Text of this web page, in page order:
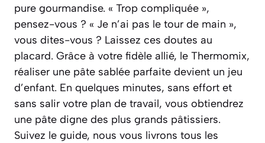
pure gourmandise. « Trop compliquée »,
pensez-vous ? « Je n’ai pas le tour de main »,
vous dites-vous ? Laissez ces doutes au
placard. Grâce à votre fidèle allié, le Thermomix,
réaliser une pâte sablée parfaite devient un jeu
d’enfant. En quelques minutes, sans effort et
sans salir votre plan de travail, vous obtiendrez
une pâte digne des plus grands pâtissiers.
Suivez le guide, nous vous livrons tous les